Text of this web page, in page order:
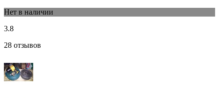
Нет в наличии
3.8
28 отзывов